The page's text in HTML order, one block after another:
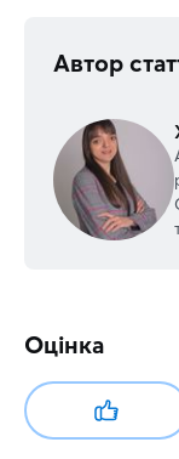
Автор
Оцінка